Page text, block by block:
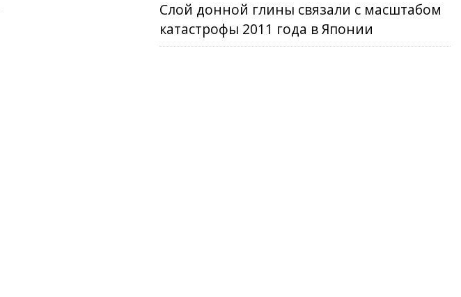
Слой донной глины связали с масштабом
катастрофы 2011 года в Японии